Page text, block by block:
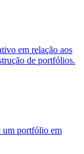
em relação aos
de portfólios.
um portfólio em